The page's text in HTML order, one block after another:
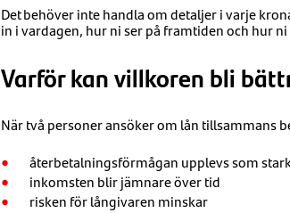
Det behöver inte handla om detaljer i varje
in i vardagen, hur ni ser på framtiden och hur
Varför kan villkoren bli
När två personer ansöker om lån tillsammans
återbetalningsförmågan upplevs som
inkomsten blir jämnare över tid
risken för långivaren minskar